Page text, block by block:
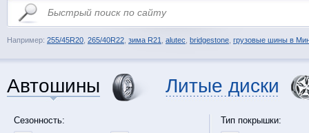
Например: 255/45R20 265/40R22 зима R21 alutec bridgestone грузовые шины в
Автошины Литые диски
Сезонность:
Тип покрышки: